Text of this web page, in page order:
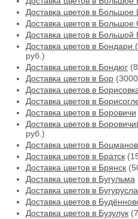
Доставка цветов в Большое
Доставка цветов в Большое
Доставка цветов в Большой
Доставка цветов в Бондари
руб.)
Доставка цветов в Бондюг
Доставка цветов в Бор
Доставка цветов в
Доставка цветов в
Доставка цветов в Боровичи
Доставка цветов в
руб.)
Доставка цветов в
Доставка цветов в Братск
Доставка цветов в Брянск
Доставка цветов в Бугульма
Доставка цветов в
Доставка цветов в
Доставка цветов в Бузулук